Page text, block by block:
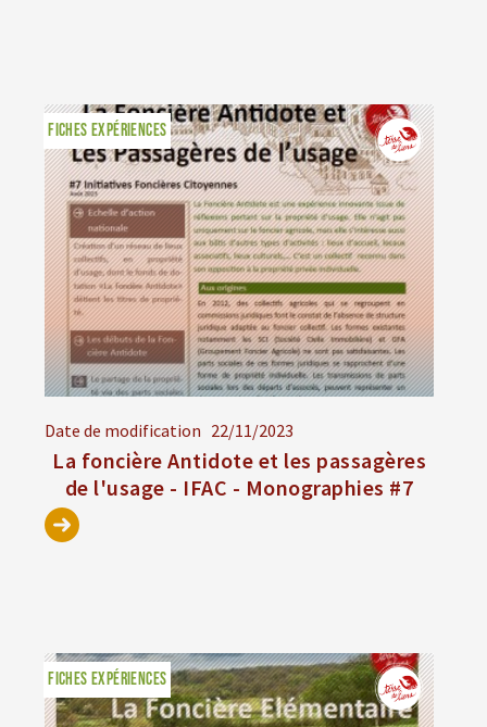
Date de modification 22/11/2023
La foncière Antidote et les passagères
de l'usage - IFAC - Monographies #7
FICHES EXPÉRIENCES
FICHES EXPÉRIENCES